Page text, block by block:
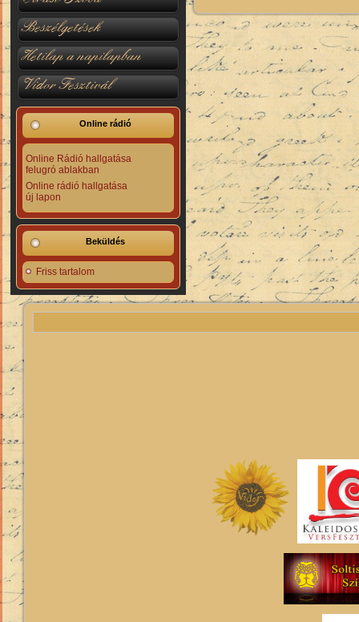
Beszélgetések
Hetilap a napilapban
Vidor Fesztivál
Online rádió
Online Rádió hallgatása
felugró ablakban
Online rádió hallgatása
új lapon
Beküldés
Friss tartalom